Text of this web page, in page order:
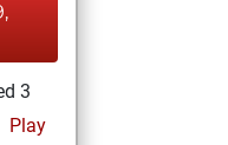
3
Play